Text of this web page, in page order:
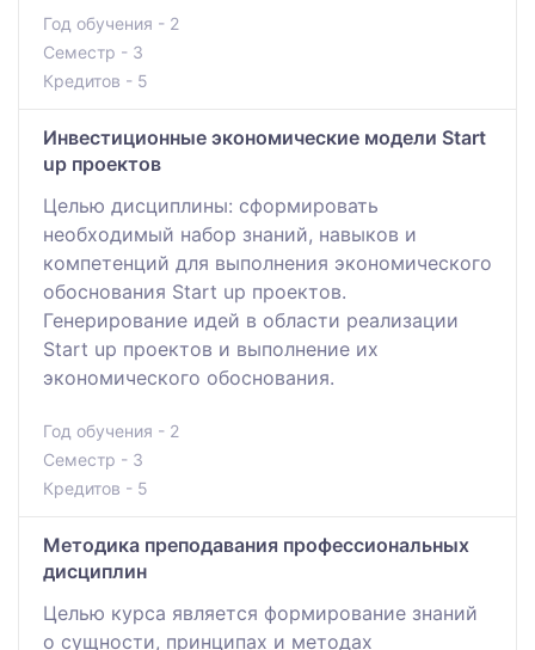
Год обучения - 2
Семестр - 3
Кредитов - 5
Инвестиционные экономические модели Start
up проектов
Целью дисциплины: сформировать
необходимый набор знаний, навыков и
компетенций для выполнения экономического
обоснования Start up проектов.
Генерирование идей в области реализации
Start up проектов и выполнение их
экономического обоснования.
Год обучения - 2
Семестр - 3
Кредитов - 5
Методика преподавания профессиональных
дисциплин
Целью курса является формирование знаний
о сущности, принципах и методах